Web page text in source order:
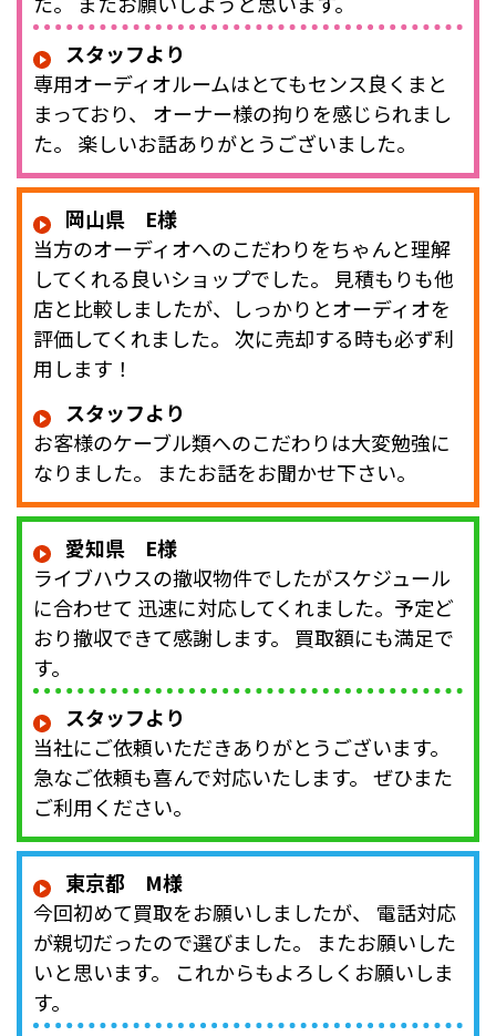
スタッフより
専用オーディオルームはとてもセンス良くまと
まっており、 オーナー様の拘りを感じられまし
た。 楽しいお話ありがとうございました。
岡山県 E様
当方のオーディオへのこだわりをちゃんと理解
してくれる良いショップでした。 見積もりも他
店と比較しましたが、しっかりとオーディオを
評価してくれました。 次に売却する時も必ず利
用します！
スタッフより
お客様のケーブル類へのこだわりは大変勉強に
なりました。 またお話をお聞かせ下さい。
愛知県 E様
ライブハウスの撤収物件でしたがスケジュール
に合わせて 迅速に対応してくれました。予定ど
おり撤収できて感謝します。 買取額にも満足で
す。
スタッフより
当社にご依頼いただきありがとうございます。
急なご依頼も喜んで対応いたします。 ぜひまた
ご利用ください。
東京都 M様
今回初めて買取をお願いしましたが、 電話対応
が親切だったので選びました。 またお願いした
いと思います。 これからもよろしくお願いしま
す。